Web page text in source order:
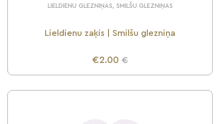
LIELDIENU GLEZNIŅAS, SMILŠU GLEZNIŅAS
Lieldienu zaķis | Smilšu glezniņa
€2.00 €
UZZINI VAIRĀK